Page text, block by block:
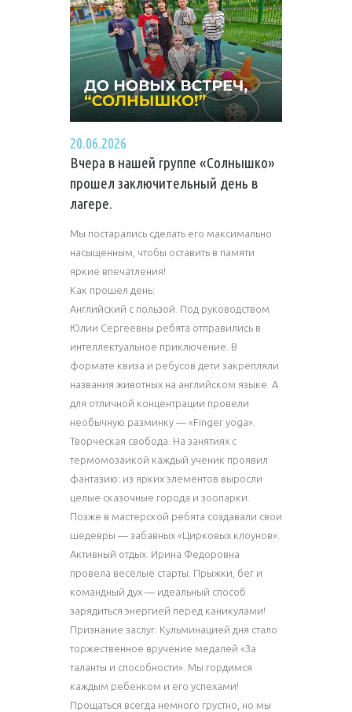
20.06.2026
Вчера в нашей группе «Солнышко»
прошел заключительный день в
лагере.
Мы постарались сделать его максимально
насыщенным, чтобы оставить в памяти
яркие впечатления!
Как прошел день:
Английский с пользой. Под руководством
Юлии Сергеевны ребята отправились в
интеллектуальное приключение. В
формате квиза и ребусов дети закрепляли
названия животных на английском языке. А
для отличной концентрации провели
необычную разминку — «Finger yoga».
Творческая свобода. На занятиях с
термомозаикой каждый ученик проявил
фантазию: из ярких элементов выросли
целые сказочные города и зоопарки.
Позже в мастерской ребята создавали свои
шедевры — забавных «Цирковых клоунов».
Активный отдых. Ирина Федоровна
провела весёлые старты. Прыжки, бег и
командный дух — идеальный способ
зарядиться энергией перед каникулами!
Признание заслуг. Кульминацией дня стало
торжественное вручение медалей «За
таланты и способности». Мы гордимся
каждым ребенком и его успехами!
Прощаться всегда немного грустно, но мы